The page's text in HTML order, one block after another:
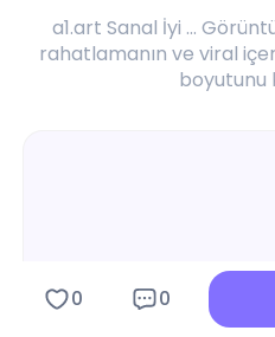
a1.art Sanal İyi ...
rahatlamanın ve viral
boyutunu
0 0